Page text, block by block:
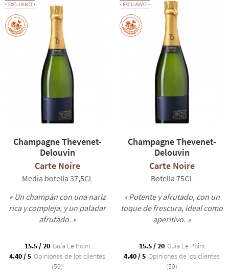
familiar elaborando cuvées con identidad propia, fiel expresión
de su saber hacer y de su terruño. Cuvées de estilo elegante y
magnífico sabor afrutado.
Carte Noire
refleja el estilo de la Maison Thevenet-
Delouvin con sus finas burbujas, su frutalidad y su agradable
frescura, mientras que el
aporta un toque adicional
de complejidad. Isabelle y Xavier Thevenet también han
desarrollado una gama con una vinificación singular, que vuelve
a los orígenes del champán: las Cuvées Insolite. La Cuvée
su longitud y su elegancia, y la CuvéeInsolite Meunierofrece una
firma depurada del Pinot Meunier, impregnada de frescura y
salinidad.
EXCLUSIVO
Champagne Thevenet-
Delouvin
Carte Noire
Media botella 37,5CL
« Un champán con una nariz
rica y compleja, y un paladar
afrutado. »
15.5 / 20 Guía Le Point
4.40 / 5 Opiniones de los clientes
(59)
EXCLUSIVO
Champagne Thevenet-
Delouvin
Carte Noire
Botella 75CL
« Potente y afrutado, con un
toque de frescura, ideal como
aperitivo. »
15.5 / 20 Guía Le Point
4.40 / 5 Opiniones de los clientes
(59)